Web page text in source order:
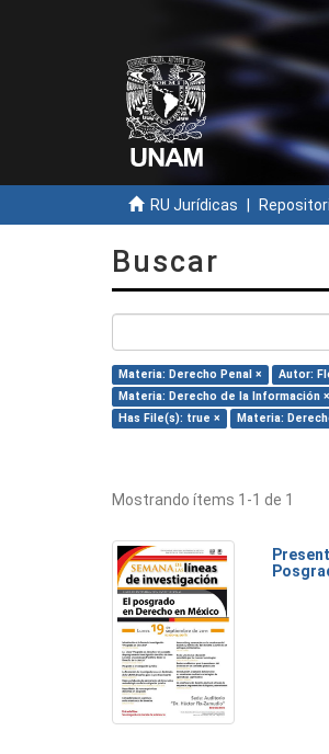
RU Jurídicas
Buscar
Materia: Derecho Penal × Autor:
Materia: Derecho de la Información ×
Has File(s): true ×
Materia:
Mostrando ítems 1-1 de 1